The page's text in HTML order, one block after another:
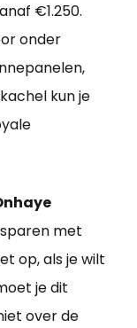
€1.250.
onder
kun je
met
op, als je wilt
je dit
over de